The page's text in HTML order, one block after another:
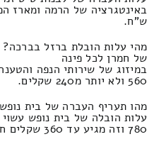
ש"ח.
מהי עלות הובלת ברזל בברכה?
של חמרן לכל פינה
במיזוג של שירותי הנפה
560 ולא יותר מ240 שקלים.
מהו תעריף העברה של בית
עלות הובלה של בית נופש
780 וזה מגיע עד 360 שקלים חדשים.